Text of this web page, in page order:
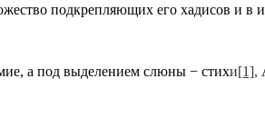
подкрепляющих его хадисов и в
а под выделением слюны − стихи[1],